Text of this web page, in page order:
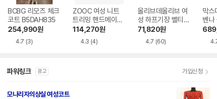
BCBG 리모즈 체크
코트 B5DAH835
254,990원
4.7 (3)
ZOOC 여성 니트
트리밍 핸드메이드
숏 코트 Z254MSG
507
114,270원
4.3 (4)
올리브데올리브 여
성 하프기장 벨티드
울 코트 OH5XH09
71,820원
4.7 (60)
막스
벤나
파워링크 광고 가입신청
모나리자의상실 여성코트